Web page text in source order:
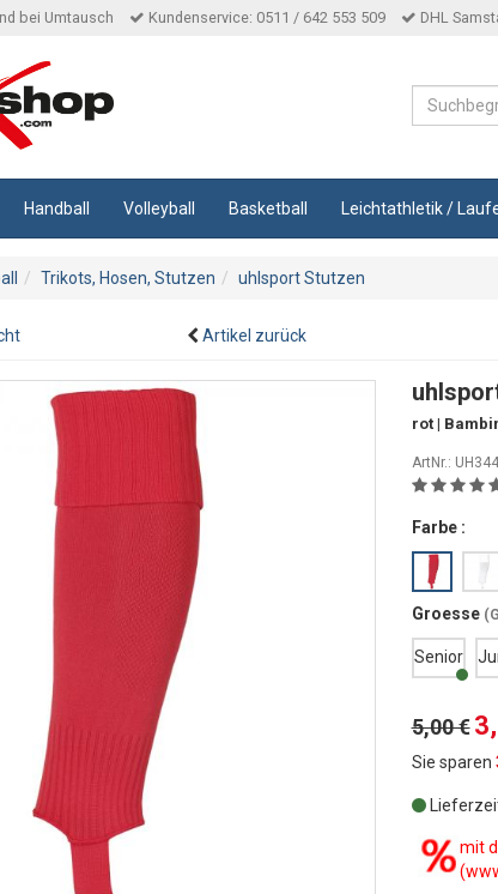
bei Umtausch Kundenservice: 0511 / 642 553 509 DHL
Handball Volleyball Basketball Leichtathletik /
Trikots, Hosen, Stutzen uhlsport Stutzen
Artikel zurück
rot |
ArtNr.:
Farbe :
Groesse (
Senior
5,00 €
Sie sparen
mit